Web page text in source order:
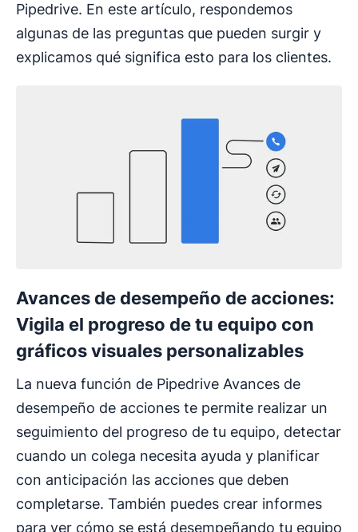
Pipedrive. En este artículo, respondemos
algunas de las preguntas que pueden surgir y
explicamos qué significa esto para los clientes.
Avances de desempeño de acciones:
Vigila el progreso de tu equipo con
gráficos visuales personalizables
La nueva función de Pipedrive Avances de
desempeño de acciones te permite realizar un
seguimiento del progreso de tu equipo, detectar
cuando un colega necesita ayuda y planificar
con anticipación las acciones que deben
completarse. También puedes crear informes
para ver cómo se está desempeñando tu equipo